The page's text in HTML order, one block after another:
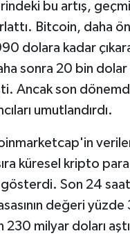
bu artış,
Bitcoin, daha
dolara kadar
sonra 20 bin
Ancak son
umutlandırdı.
küresel kripto para
Son 24
değeri yüzde
milyar doları